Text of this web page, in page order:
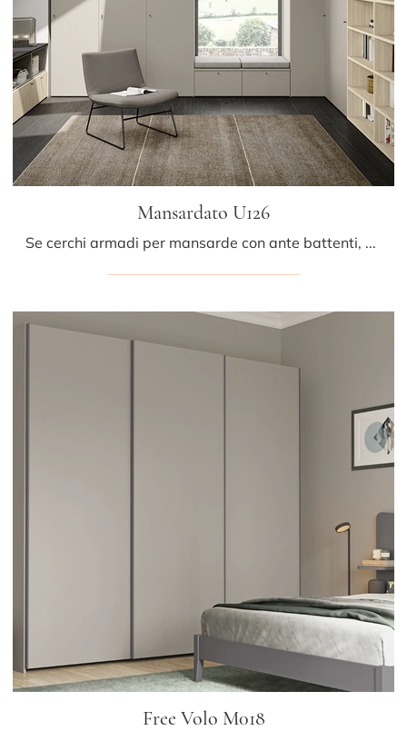
Mansardato U126
Se cerchi armadi per mansarde con ante battenti, clicca e scopri l'armadio Mansardato U126 di Colombini Casa in melaminico.
Free Volo M018